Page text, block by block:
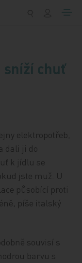
sníží chuť
elektropotřeb,
dali ji do
k jídlu se
jste muž. U
působící proti
píše italský
souvisí s
barvu s